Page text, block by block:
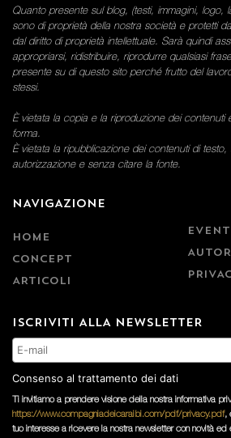
Quanto presente sul blog, (testi, immagini, logo,
sono di proprietà della nostra società e protetti
dal diritto di proprietà intellettuale. Sarà quindi
appropriarsi, ridistribuire, riprodurre qualsiasi
presente su di questo sito perché frutto del
stessi.
È vietata la copia e la riproduzione dei contenuti
forma.
È vietata la ripubblicazione dei contenuti di testo,
autorizzazione e senza citare la fonte.
NAVIGAZIONE
HOME
CONCEPT
ARTICOLI
EVENTI
AUTORI
ISCRIVITI ALLA NEWSLETTER
Consenso al trattamento dei dati
Ti invitiamo a prendere visione della nostra informativa
https://www.compagniadeicaraibi.com/pdf/privacy.pdf,
tuo interesse a ricevere la nostra newsletter con novità ed